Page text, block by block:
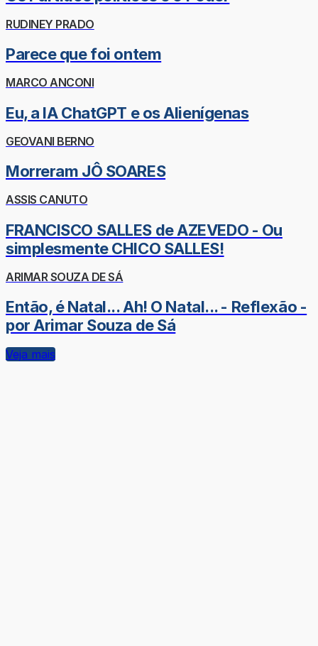
RUDINEY PRADO
Parece que foi ontem
MARCO ANCONI
Eu, a IA ChatGPT e os Alienígenas
GEOVANI BERNO
Morreram JÔ SOARES
ASSIS CANUTO
FRANCISCO SALLES de AZEVEDO - Ou
simplesmente CHICO SALLES!
ARIMAR SOUZA DE SÁ
Então, é Natal... Ah! O Natal... - Reflexão -
por Arimar Souza de Sá
Veja mais